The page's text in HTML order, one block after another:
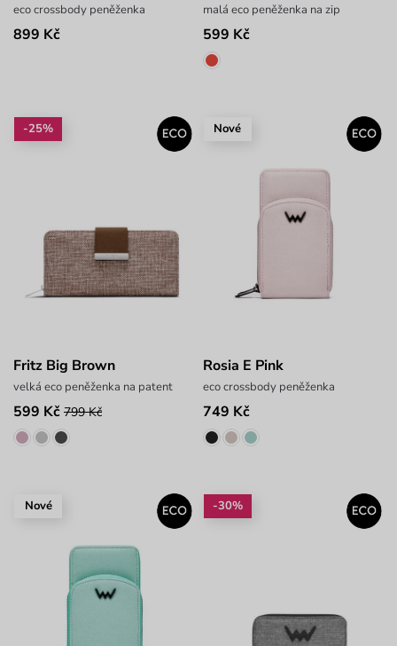
eco crossbody peněženka
899 Kč
malá eco peněženka na zip
599 Kč
-25%
Fritz Big Brown
velká eco peněženka na patent
599 Kč 799 Kč
Nové
Rosia E Pink
eco crossbody peněženka
749 Kč
Nové -30%